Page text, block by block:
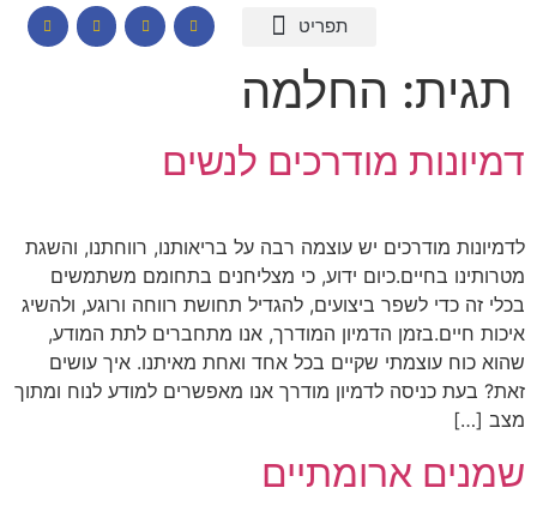
תגית: החלמה
דמיונות מודרכים לנשים
לדמיונות מודרכים יש עוצמה רבה על בריאותנו, רווחתנו, והשגת
מטרותינו בחיים.כיום ידוע, כי מצליחנים בתחומם משתמשים
בכלי זה כדי לשפר ביצועים, להגדיל תחושת רווחה ורוגע, ולהשיג
איכות חיים.בזמן הדמיון המודרך, אנו מתחברים לתת המודע,
שהוא כוח עוצמתי שקיים בכל אחד ואחת מאיתנו. איך עושים
זאת? בעת כניסה לדמיון מודרך אנו מאפשרים למודע לנוח ומתוך
מצב […]
שמנים ארומתיים